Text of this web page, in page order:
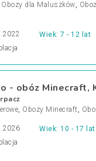
Obozy dla Maluszków,
Wiek: 7 - 12 lat
- obóz Minecraft,
, Obozy Minecraft,
Wiek: 10 - 17 lat